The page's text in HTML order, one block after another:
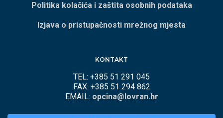
Politika kolačića i zaštita osobnih podataka
Izjava o pristupačnosti mrežnog mjesta
KONTAKT
TEL: +385 51 291 045
FAX: +385 51 294 862
EMAIL: opcina@lovran.hr